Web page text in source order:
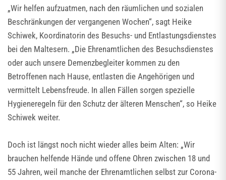
„Wir helfen aufzuatmen, nach den räumlichen und sozialen
Beschränkungen der vergangenen Wochen“, sagt Heike
Schiwek, Koordinatorin des Besuchs- und Entlastungsdienstes
bei den Maltesern. „Die Ehrenamtlichen des Besuchsdienstes
oder auch unsere Demenzbegleiter kommen zu den
Betroffenen nach Hause, entlasten die Angehörigen und
vermittelt Lebensfreude. In allen Fällen sorgen spezielle
Hygieneregeln für den Schutz der älteren Menschen“, so Heike
Schiwek weiter.
Doch ist längst noch nicht wieder alles beim Alten: „Wir
brauchen helfende Hände und offene Ohren zwischen 18 und
55 Jahren, weil manche der Ehrenamtlichen selbst zur Corona-